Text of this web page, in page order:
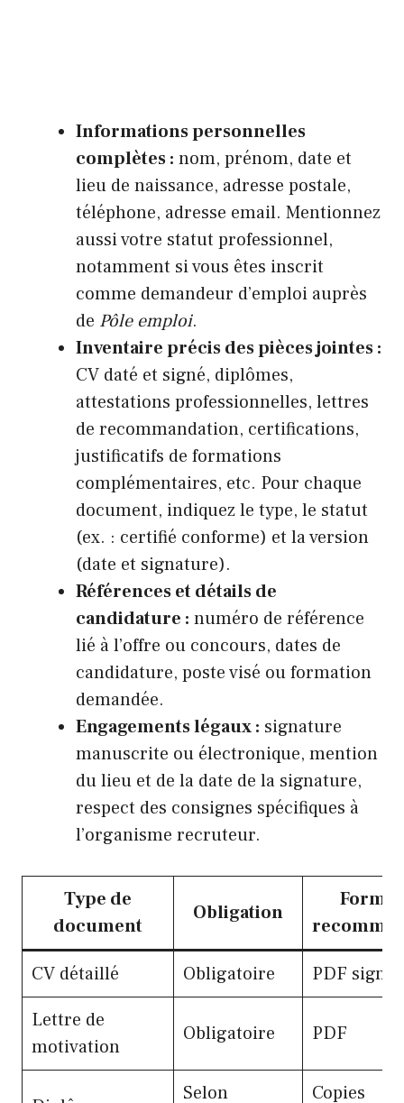
Informations personnelles
complètes : nom, prénom, date et
lieu de naissance, adresse postale,
téléphone, adresse email. Mentionnez
aussi votre statut professionnel,
notamment si vous êtes inscrit
comme demandeur d’emploi auprès
de Pôle emploi.
Inventaire précis des pièces jointes :
CV daté et signé, diplômes,
attestations professionnelles, lettres
de recommandation, certifications,
justificatifs de formations
complémentaires, etc. Pour chaque
document, indiquez le type, le statut
(ex. : certifié conforme) et la version
(date et signature).
Références et détails de
candidature : numéro de référence
lié à l’offre ou concours, dates de
candidature, poste visé ou formation
demandée.
Engagements légaux : signature
manuscrite ou électronique, mention
du lieu et de la date de la signature,
respect des consignes spécifiques à
l’organisme recruteur.
Type de
document
Obligation
Format
CV détaillé Obligatoire
PDF signé
Lettre de
motivation
Obligatoire PDF
Selon Copies